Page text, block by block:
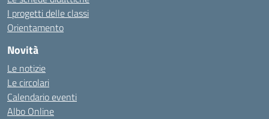
I progetti delle classi
Orientamento
Novità
Le notizie
Le circolari
Calendario eventi
Albo Online